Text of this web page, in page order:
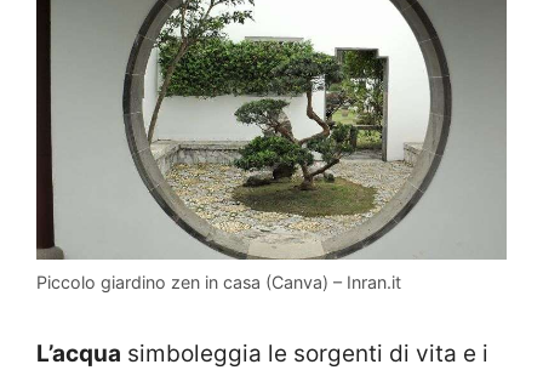
Piccolo giardino zen in casa (Canva) – Inran.it
L’acqua simboleggia le sorgenti di vita e i